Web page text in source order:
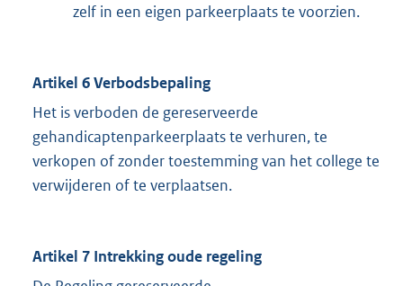
zelf in een eigen parkeerplaats te voorzien.
Artikel 6 Verbodsbepaling
Het is verboden de gereserveerde
gehandicaptenparkeerplaats te verhuren, te
verkopen of zonder toestemming van het college te
verwijderen of te verplaatsen.
Artikel 7 Intrekking oude regeling